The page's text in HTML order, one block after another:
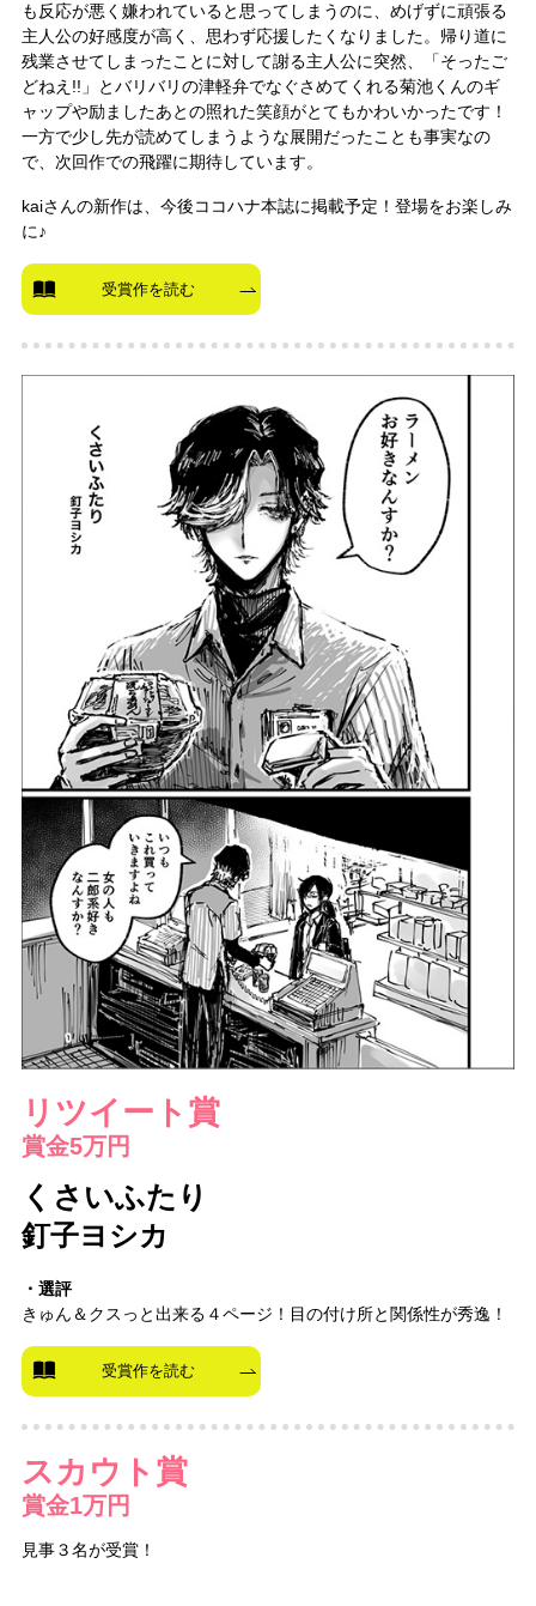
も反応が悪く嫌われていると思ってしまうのに、めげずに頑張る
主人公の好感度が高く、思わず応援したくなりました。帰り道に
残業させてしまったことに対して謝る主人公に突然、「そったご
どねえ!!」とバリバリの津軽弁でなぐさめてくれる菊池くんのギ
ャップや励ましたあとの照れた笑顔がとてもかわいかったです！
一方で少し先が読めてしまうような展開だったことも事実なの
で、次回作での飛躍に期待しています。
kaiさんの新作は、今後ココハナ本誌に掲載予定！登場をお楽しみ
に♪
受賞作を読む
リツイート賞
賞金5万円
くさいふたり
釘子ヨシカ
・選評
きゅん＆クスっと出来る４ページ！目の付け所と関係性が秀逸！
受賞作を読む
スカウト賞
賞金1万円
見事３名が受賞！